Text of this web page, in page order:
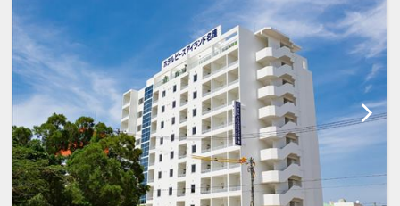
※客室冷蔵庫にオリオンザドラフト(缶)
およびオリオンチューハイ(缶)をご用意
（おとな・おひとり様各１本）
※ソフトドリンク変更可
※旅行代金に含まれます。
◆プール＆ビーチのご紹介◆